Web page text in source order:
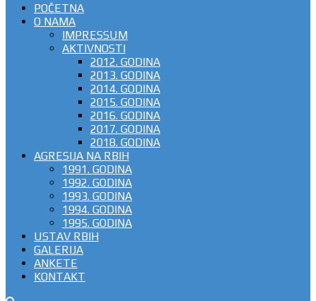
POČETNA
O NAMA
IMPRESSUM
AKTIVNOSTI
2012. GODINA
2013. GODINA
2014. GODINA
2015. GODINA
2016. GODINA
2017. GODINA
2018. GODINA
AGRESIJA NA RBIH
1991. GODINA
1992. GODINA
1993. GODINA
1994. GODINA
1995. GODINA
USTAV RBIH
GALERIJA
ANKETE
KONTAKT